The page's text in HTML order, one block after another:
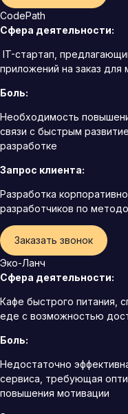
CodePath
Сфера деятельности:
IT-стартап,
приложений на заказ для
Боль:
Необходимость
связи с быстрым
разработке
Запрос клиента:
Разработка
разработчиков по
Заказать звонок
Эко-Ланч
Сфера деятельности:
Кафе быстрого питания,
еде с возможностью
Боль:
Недостаточно
сервиса, требующая
повышения мотивации